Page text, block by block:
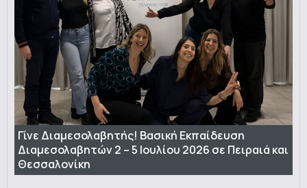
Γίνε Διαμεσολαβητής! Βασική Εκπαίδευση
Διαμεσολαβητών 2 – 5 Ιουλίου 2026 σε Πειραιά και
Θεσσαλονίκη